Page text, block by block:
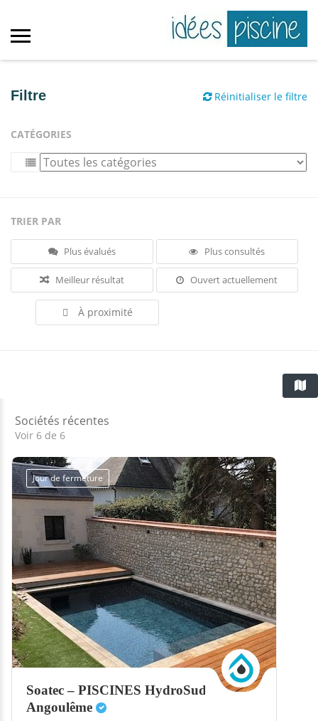
Filtre Réinitialiser le filtre
CATÉGORIES
TRIER PAR
Plus évalués Plus consultés
Meilleur résultat Ouvert actuellement
À proximité
Sociétés récentes
Voir 6 de 6
Jour de fermeture
Soatec – PISCINES HydroSud
Angoulême